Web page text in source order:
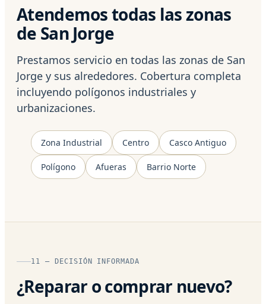
Atendemos todas las zonas
de San Jorge
Prestamos servicio en todas las zonas de San
Jorge y sus alrededores. Cobertura completa
incluyendo polígonos industriales y
urbanizaciones.
Zona Industrial Centro Casco Antiguo
Polígono Afueras Barrio Norte
11 — DECISIÓN INFORMADA
¿Reparar o comprar nuevo?